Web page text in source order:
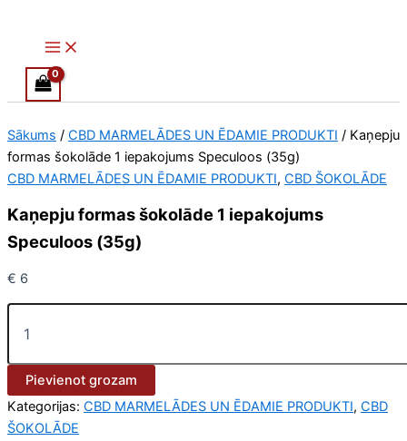
content
Sākums / CBD MARMELĀDES UN ĒDAMIE PRODUKTI / Kaņepju
formas šokolāde 1 iepakojums Speculoos (35g)
CBD MARMELĀDES UN ĒDAMIE PRODUKTI, CBD ŠOKOLĀDE
Kaņepju formas šokolāde 1 iepakojums
Speculoos (35g)
€ 6
šokolāde
iepakojums
Speculoos
daudzums
Pievienot grozam
Kategorijas: CBD MARMELĀDES UN ĒDAMIE PRODUKTI, CBD
ŠOKOLĀDE